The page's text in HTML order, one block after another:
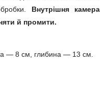
Внутрішня камера
й промити.
— 8 см, глибина — 13 см.